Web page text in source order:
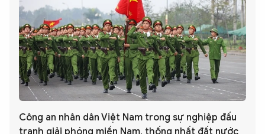
Công an nhân dân Việt Nam trong sự nghiệp đấu
tranh giải phóng miền Nam, thống nhất đất nước